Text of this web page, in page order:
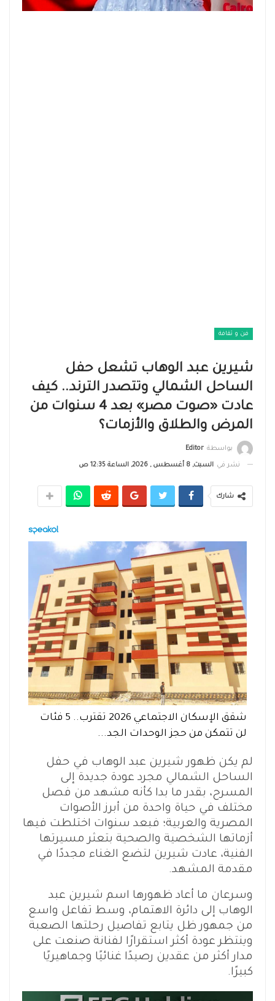
فن و ثقافة
شيرين عبد الوهاب تشعل حفل
الساحل الشمالي وتتصدر الترند.. كيف
عادت «صوت مصر» بعد 4 سنوات من
المرض والطلاق والأزمات؟
بواسطة Editor
نشر في السبت, 8 أغسطس , 2026, الساعة 12:35 ص
شارك
شقق الإسكان الاجتماعي 2026 تقترب.. 5 فئات
لن تتمكن من حجز الوحدات الجد...
لم يكن ظهور شيرين عبد الوهاب في حفل
الساحل الشمالي مجرد عودة جديدة إلى
المسرح، بقدر ما بدا كأنه مشهد من فصل
مختلف في حياة واحدة من أبرز الأصوات
المصرية والعربية؛ فبعد سنوات اختلطت فيها
أزماتها الشخصية والصحية بتعثر مسيرتها
الفنية، عادت شيرين لتضع الغناء مجددًا في
مقدمة المشهد.
وسرعان ما أعاد ظهورها اسم شيرين عبد
الوهاب إلى دائرة الاهتمام، وسط تفاعل واسع
من جمهور ظل يتابع تفاصيل رحلتها الصعبة
وينتظر عودة أكثر استقرارًا لفنانة صنعت على
مدار أكثر من عقدين رصيدًا غنائيًا وجماهيريًا
كبيرًا.